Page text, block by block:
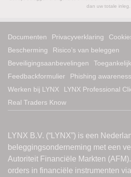
dan uw totale inleg.
Documenten Privacyverklaring
Bescherming
Risico’s van beleggen
Beveiligingsaanbevelingen
Feedbackformulier
Phishing awareness
Werken bij LYNX
LYNX Professional
Real Traders Know